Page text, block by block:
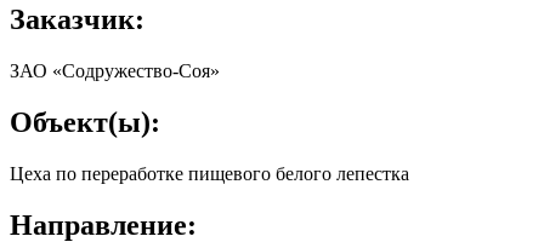
Заказчик:
ЗАО «Содружество-Соя»
Объект(ы):
Цеха по переработке пищевого белого лепестка
Направление: